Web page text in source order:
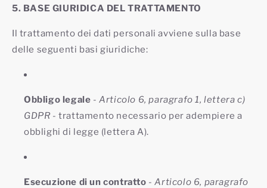
5. BASE GIURIDICA DEL TRATTAMENTO
Il trattamento dei dati personali avviene sulla base
delle seguenti basi giuridiche:
Obbligo legale -Articolo 6, paragrafo 1, lettera c)
GDPR - trattamento necessario per adempiere a
obblighi di legge (lettera A).
Esecuzione di un contratto -Articolo 6, paragrafo